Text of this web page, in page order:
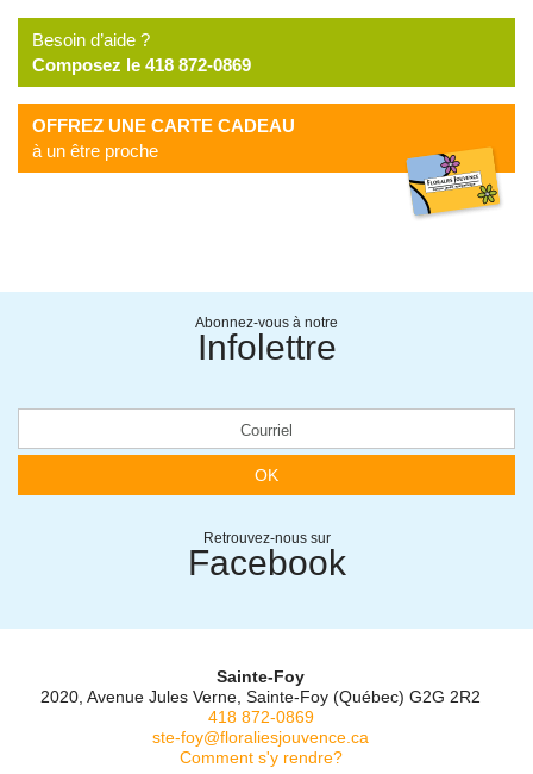
Besoin d’aide ?
Composez le 418 872-0869
OFFREZ UNE CARTE CADEAU
à un être proche
Abonnez-vous à notre
Infolettre
OK
Retrouvez-nous sur
Facebook
Sainte-Foy
2020, Avenue Jules Verne, Sainte-Foy (Québec) G2G 2R2
418 872-0869
ste-foy@floraliesjouvence.ca
Comment s'y rendre?